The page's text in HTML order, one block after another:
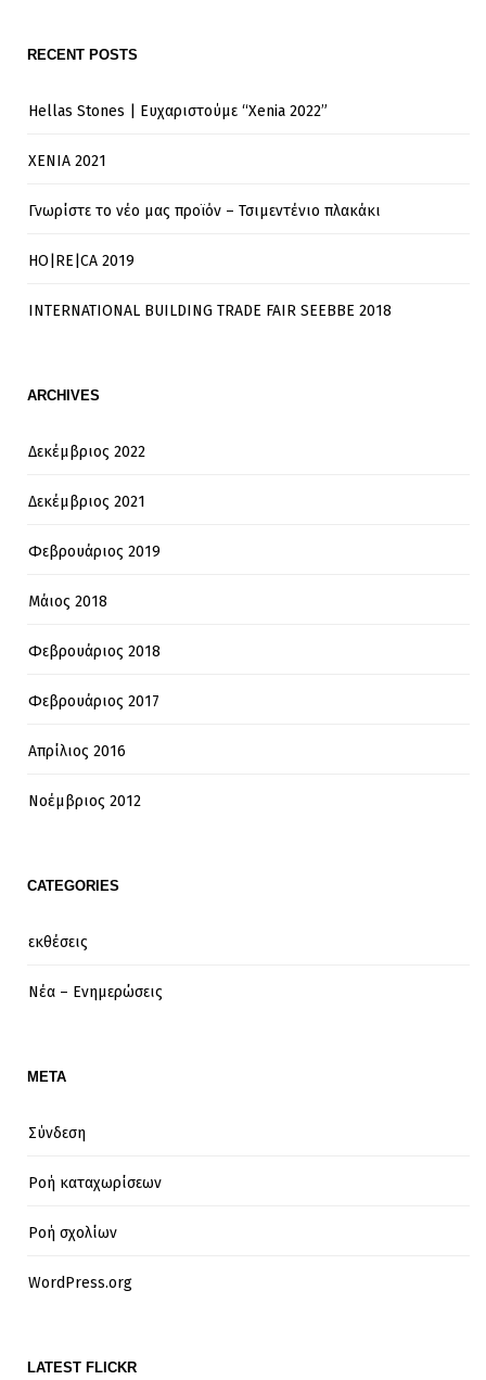
RECENT POSTS
Hellas Stones | Ευχαριστούμε “Xenia 2022”
XENIA 2021
Γνωρίστε το νέο μας προϊόν – Τσιμεντένιο πλακάκι
HO|RE|CA 2019
INTERNATIONAL BUILDING TRADE FAIR SEEBBE 2018
ARCHIVES
Δεκέμβριος 2022
Δεκέμβριος 2021
Φεβρουάριος 2019
Μάιος 2018
Φεβρουάριος 2018
Φεβρουάριος 2017
Απρίλιος 2016
Νοέμβριος 2012
CATEGORIES
εκθέσεις
Νέα – Ενημερώσεις
META
Σύνδεση
Ροή καταχωρίσεων
Ροή σχολίων
WordPress.org
LATEST FLICKR